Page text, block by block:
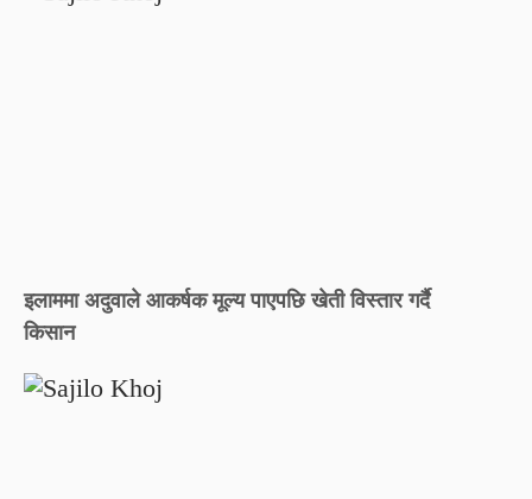
इलाममा अदुवाले आकर्षक मूल्य पाएपछि खेती विस्तार गर्दै
किसान